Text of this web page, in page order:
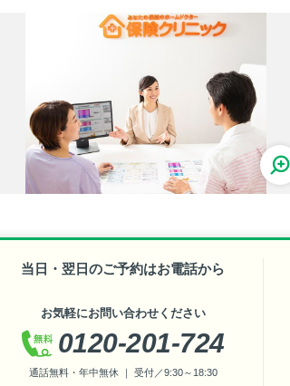
当日・翌日のご予約はお電話から
お気軽にお問い合わせください
0120-201-724
通話無料・年中無休 ｜ 受付／9:30～18:30